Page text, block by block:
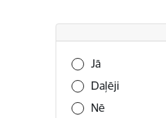
Vai šī informācija
Jā
Daļēji
Nē